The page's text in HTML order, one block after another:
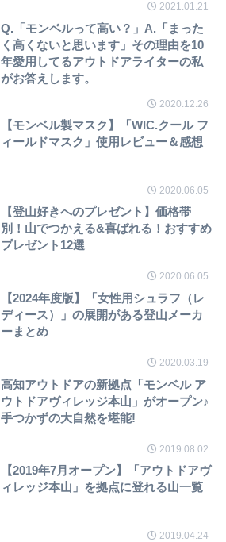
2021.01.21
Q.「モンベルって高い？」A.「まった
く高くないと思います」その理由を10
年愛用してるアウトドアライターの私
がお答えします。
2020.12.26
【モンベル製マスク】「WIC.クール フ
ィールドマスク」使用レビュー＆感想
2020.06.05
【登山好きへのプレゼント】価格帯
別！山でつかえる&喜ばれる！おすすめ
プレゼント12選
2020.06.05
【2024年度版】「女性用シュラフ（レ
ディース）」の展開がある登山メーカ
ーまとめ
2020.03.19
高知アウトドアの新拠点「モンベル ア
ウトドアヴィレッジ本山」がオープン♪
手つかずの大自然を堪能!
2019.08.02
【2019年7月オープン】「アウトドアヴ
ィレッジ本山」を拠点に登れる山一覧
2019.04.24